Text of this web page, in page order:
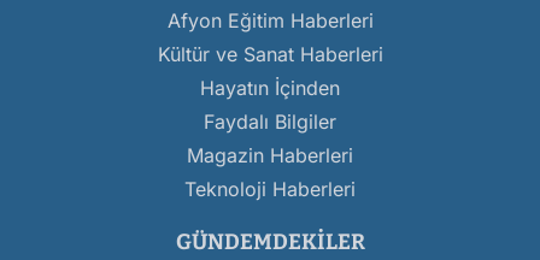
Afyon Eğitim Haberleri
Kültür ve Sanat Haberleri
Hayatın İçinden
Faydalı Bilgiler
Magazin Haberleri
Teknoloji Haberleri
GÜNDEMDEKILER